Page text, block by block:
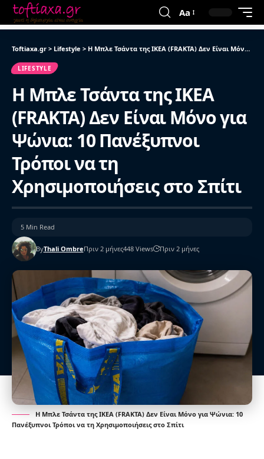
Aa
Toftiaxa.gr > Lifestyle > Η Μπλε Τσάντα της IKEA (FRAKTA) Δεν Είναι Μόνο για Ψώνια: 10 Πανέξυπνοι Τρόποι να τη Χρησιμοποιήσεις στο Σπίτι
LIFESTYLE
Η Μπλε Τσάντα της IKEA
(FRAKTA) Δεν Είναι Μόνο για
Ψώνια: 10 Πανέξυπνοι
Τρόποι να τη
Χρησιμοποιήσεις στο Σπίτι
ByThali OmbreΠριν 2 μήνες448 Views Πριν 2 μήνες
5 Min Read
Η Μπλε Τσάντα της IKEA (FRAKTA) Δεν Είναι Μόνο για Ψώνια: 10
Πανέξυπνοι Τρόποι να τη Χρησιμοποιήσεις στο Σπίτι